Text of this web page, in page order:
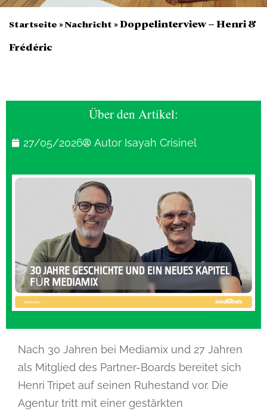
Startseite »Nachricht »Doppelinterview – Henri &
Frédéric
Über den Artikel:
27/05/2026 Autor Isayah Crisinel
Nach 30 Jahren bei Mediamix und 27 Jahren
als Mitglied des Partner-Boards bereitet sich
Henri Tripet auf seinen Ruhestand vor. Die
Agentur tritt mit einer gestärkten